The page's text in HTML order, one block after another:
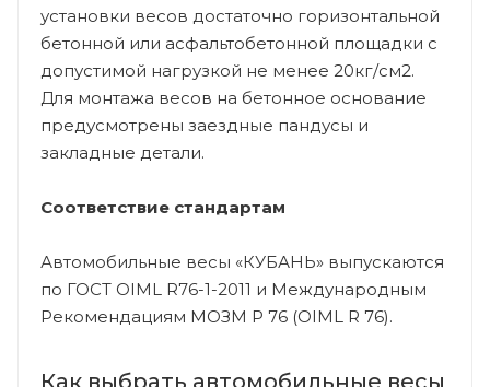
установки весов достаточно горизонтальной
бетонной или асфальтобетонной площадки с
допустимой нагрузкой не менее 20кг/см2.
Для монтажа весов на бетонное основание
предусмотрены заездные пандусы и
закладные детали.
Соответствие стандартам
Автомобильные весы «КУБАНЬ» выпускаются
по ГОСТ OIML R76-1-2011 и Международным
Рекомендациям МОЗМ Р 76 (OIML R 76).
Как выбрать автомобильные весы